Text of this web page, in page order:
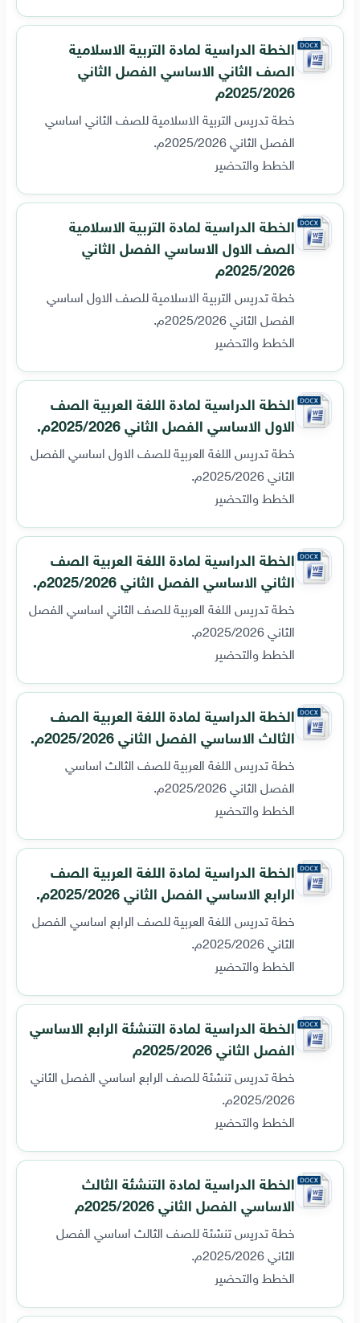
الخطة الدراسية لمادة التربية الاسلامية
الصف الثاني الاساسي الفصل الثاني
2025/2026م
خطة تدريس التربية الاسلامية للصف الثاني اساسي
الفصل الثاني 2025/2026م.
الخطط والتحضير
الخطة الدراسية لمادة التربية الاسلامية
الصف الاول الاساسي الفصل الثاني
2025/2026م
خطة تدريس التربية الاسلامية للصف الاول اساسي
الفصل الثاني 2025/2026م.
الخطط والتحضير
الخطة الدراسية لمادة اللغة العربية الصف
الاول الاساسي الفصل الثاني 2025/2026م.
خطة تدريس اللغة العربية للصف الاول اساسي الفصل
الثاني 2025/2026م.
الخطط والتحضير
الخطة الدراسية لمادة اللغة العربية الصف
الثاني الاساسي الفصل الثاني 2025/2026م.
خطة تدريس اللغة العربية للصف الثاني اساسي الفصل
الثاني 2025/2026م.
الخطط والتحضير
الخطة الدراسية لمادة اللغة العربية الصف
الثالث الاساسي الفصل الثاني 2025/2026م.
خطة تدريس اللغة العربية للصف الثالث اساسي
الفصل الثاني 2025/2026م.
الخطط والتحضير
الخطة الدراسية لمادة اللغة العربية الصف
الرابع الاساسي الفصل الثاني 2025/2026م.
خطة تدريس اللغة العربية للصف الرابع اساسي الفصل
الثاني 2025/2026م.
الخطط والتحضير
الخطة الدراسية لمادة التنشئة الرابع الاساسي
الفصل الثاني 2025/2026م
خطة تدريس تنشئة للصف الرابع اساسي الفصل الثاني
2025/2026م.
الخطط والتحضير
الخطة الدراسية لمادة التنشئة الثالث
الاساسي الفصل الثاني 2025/2026م
خطة تدريس تنشئة للصف الثالث اساسي الفصل
الثاني 2025/2026م.
الخطط والتحضير